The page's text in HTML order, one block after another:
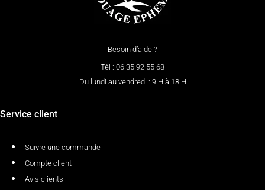
Besoin d’aide ?
Tél : 06 35 92 55 68
Du lundi au vendredi : 9 H à 18 H
Service client
Suivre une commande
Compte client
Avis clients